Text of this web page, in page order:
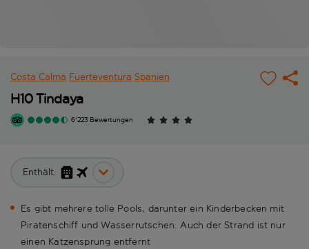
Costa Calma Fuerteventura Spanien
H10 Tindaya
6'223 Bewertungen
Enthält:
Es gibt mehrere tolle Pools, darunter ein Kinderbecken mit
Piratenschiff und Wasserrutschen. Auch der Strand ist nur
einen Katzensprung entfernt